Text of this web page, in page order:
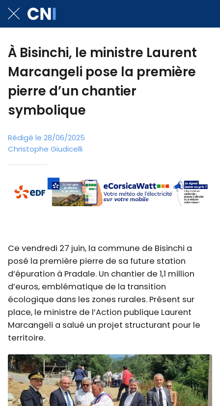
À Bisinchi, le ministre Laurent
Marcangeli pose la première
pierre d’un chantier
symbolique
Rédigé le 28/06/2025
Christophe Giudicelli
Ce vendredi 27 juin, la commune de Bisinchi a
posé la première pierre de sa future station
d’épuration à Pradale. Un chantier de 1,1 million
d’euros, emblématique de la transition
écologique dans les zones rurales. Présent sur
place, le ministre de l’Action publique Laurent
Marcangeli a salué un projet structurant pour le
territoire.